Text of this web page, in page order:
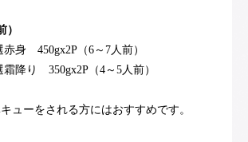
）
身 450gx2P（6～7人前）
降り 350gx2P（4～5人前）
ューをされる方にはおすすめです。